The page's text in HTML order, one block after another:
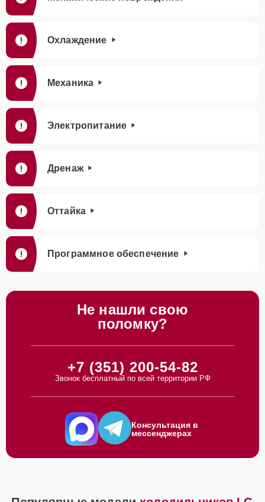
Охлаждение
Механика
Электропитание
Дренаж
Оттайка
Программное обеспечение
Не нашли свою
поломку?
+7 (351) 200-54-82
Звонок бесплатный по всей территории РФ
Консультация в
мессенджерах